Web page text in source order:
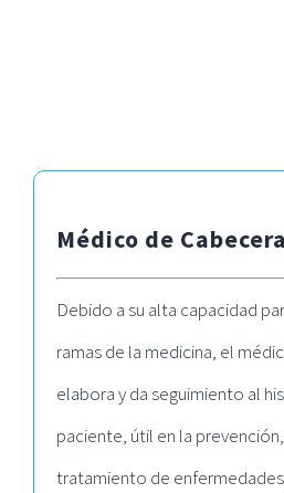
Médico de Cabecera
Debido a su alta capacidad
ramas de la medicina, el
elabora y da seguimiento al
paciente, útil en la
tratamiento de